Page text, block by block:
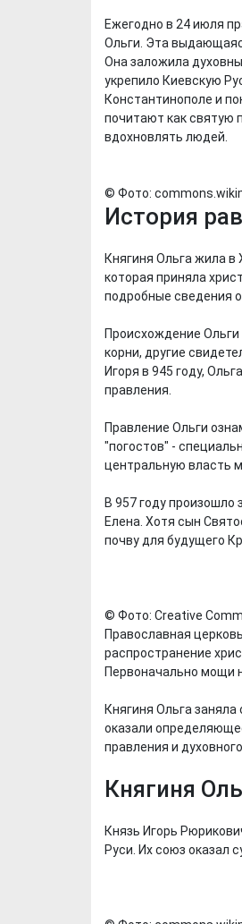
Ежегодно в 24 июля
Ольги. Эта
Она заложила
укрепило Киевскую
Константинополе и
почитают как святую
вдохновлять людей.
© Фото:
История
Княгиня Ольга жила в
которая приняла
подробные сведения
Происхождение
корни, другие
Игоря в 945 году,
правления.
Правление Ольги
"погостов" -
центральную власть
В 957 году
Елена. Хотя сын
почву для будущего
© Фото: Creative
Православная
распространение
Первоначально мощи
Княгиня Ольга
оказали
правления и
Княгиня
Князь Игорь
Руси. Их союз оказал
Х. Гапураев.
для
из романа